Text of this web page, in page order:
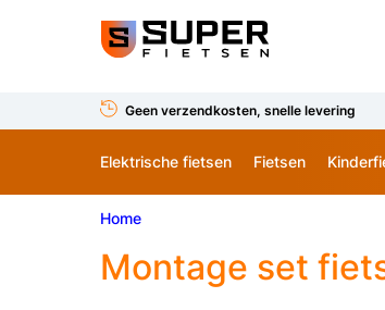
Geen verzendkosten, snelle levering
Elektrische fietsen Fietsen
Home
Montage set